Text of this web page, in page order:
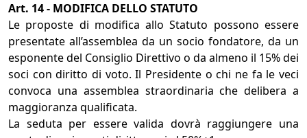
Art. 14 - MODIFICA DELLO STATUTO
Le proposte di modifica allo Statuto possono essere
presentate all’assemblea da un socio fondatore, da un
esponente del Consiglio Direttivo o da almeno il 15% dei
soci con diritto di voto. Il Presidente o chi ne fa le veci
convoca una assemblea straordinaria che delibera a
maggioranza qualificata.
La seduta per essere valida dovrà raggiungere una